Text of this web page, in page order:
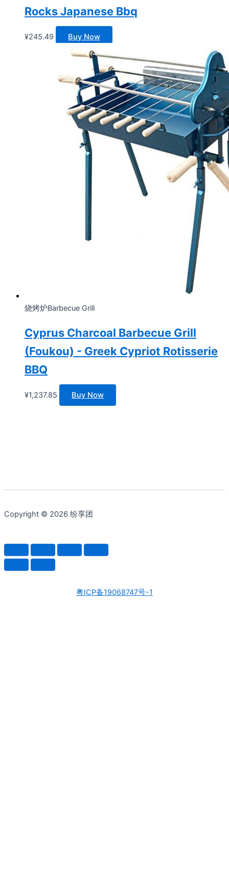
Rocks Japanese Bbq
¥245.49 Buy Now
烧烤炉Barbecue Grill
Cyprus Charcoal Barbecue Grill
(Foukou) - Greek Cypriot Rotisserie
BBQ
¥1,237.85 Buy Now
Copyright © 2026 纷享团
粤ICP备19068747号-1